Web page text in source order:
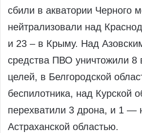
сбили в акватории Черного
нейтрализовали над
и 23 – в Крыму. Над
средства ПВО уничтожили 8
целей, в Белгородской
беспилотника, над Курской
перехватили 3 дрона, и 1 —
Астраханской областью.